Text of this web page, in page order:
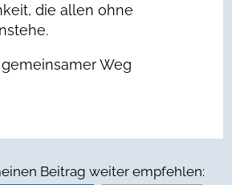
die allen ohne
gemeinsamer Weg
Beitrag weiter empfehlen: